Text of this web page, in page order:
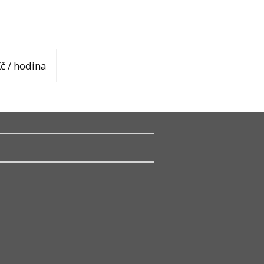
/ hodina